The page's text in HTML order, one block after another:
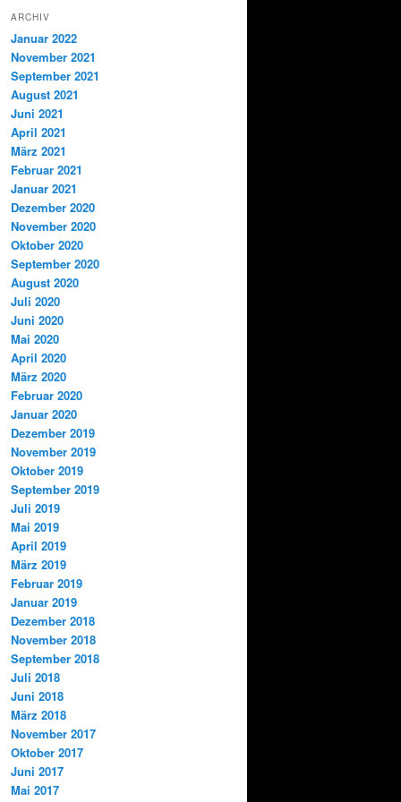
ARCHIV
Januar 2022
November 2021
September 2021
August 2021
Juni 2021
April 2021
März 2021
Februar 2021
Januar 2021
Dezember 2020
November 2020
Oktober 2020
September 2020
August 2020
Juli 2020
Juni 2020
Mai 2020
April 2020
März 2020
Februar 2020
Januar 2020
Dezember 2019
November 2019
Oktober 2019
September 2019
Juli 2019
Mai 2019
April 2019
März 2019
Februar 2019
Januar 2019
Dezember 2018
November 2018
September 2018
Juli 2018
Juni 2018
März 2018
November 2017
Oktober 2017
Juni 2017
Mai 2017